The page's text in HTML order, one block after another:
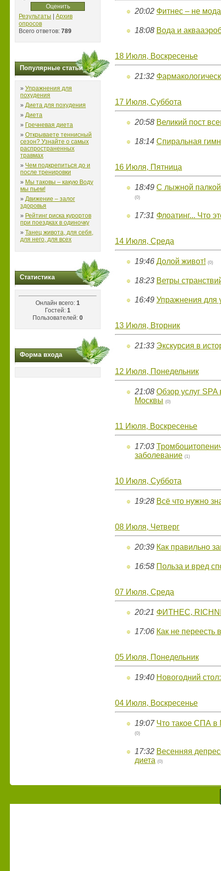
Результаты
Архив
опросов
Всего ответов: 789
Популярные статьи
» Упражнения для
похудения
» Диета для похудения
» Диета
» Гречневая диета
» Открываете теннисный
сезон? Узнайте о самых
распространенных
травмах
» Чем подкрепиться до и
после тренировки
» Мы таковы – какую Воду
мы пьем!
» Движение – залог
здоровья
» Рейтинг риска курортов
при поездках в одиночку
» Танец живота, для себя,
для него, для всех
Статистика
Онлайн всего: 1
Гостей: 1
Пользователей: 0
Форма входа
20:02 Фитнес – не
18:08 Вода и
18 Июля, Воскресенье
21:32
17 Июля, Суббота
20:58 Великий пост
18:14 Спиральная
16 Июля, Пятница
18:49 С лыжной палкой
(0)
17:31 Флоатинг... Что
14 Июля, Среда
19:46 Долой живот! (0)
18:23 Ветры
16:49 Упражнения для
13 Июля, Вторник
21:33 Экскурсия в
12 Июля, Понедельник
21:08 Обзор услуг
Москвы (0)
11 Июля, Воскресенье
17:03
заболевание (1)
10 Июля, Суббота
19:28 Всё что нужно
08 Июля, Четверг
20:39 Как правильно
16:58 Польза и вред
07 Июля, Среда
20:21 ФИТНЕС,
17:06 Как не переесть
05 Июля, Понедельник
19:40 Новогодний
04 Июля, Воскресенье
19:07 Что такое СПА в
(0)
17:32 Весенняя
диета (0)